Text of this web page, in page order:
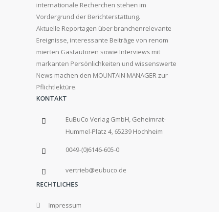
internationale Recherchen stehen im
Vordergrund der Berichterstattung.
Aktuelle Reportagen über branchenrelevante
Ereignisse, interessante Beiträge von renom
mierten Gastautoren sowie Interviews mit
markanten Persönlichkeiten und wissenswerte
News machen den MOUNTAIN MANAGER zur
Pflichtlektüre.
KONTAKT
EuBuCo Verlag GmbH, Geheimrat-
Hummel-Platz 4, 65239 Hochheim
0049-(0)6146-605-0
vertrieb@eubuco.de
RECHTLICHES
Impressum